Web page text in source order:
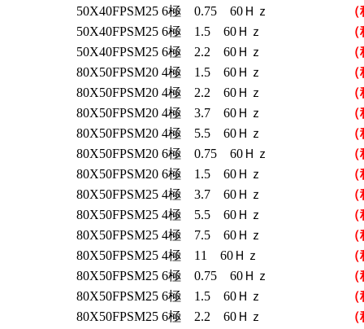
50X40FPSM25 6極 0.75 60Ｈｚ
50X40FPSM25 6極 1.5 60Ｈｚ
50X40FPSM25 6極 2.2 60Ｈｚ
80X50FPSM20 4極 1.5 60Ｈｚ
80X50FPSM20 4極 2.2 60Ｈｚ
80X50FPSM20 4極 3.7 60Ｈｚ
80X50FPSM20 4極 5.5 60Ｈｚ
80X50FPSM20 6極 0.75 60Ｈｚ
80X50FPSM20 6極 1.5 60Ｈｚ
80X50FPSM25 4極 3.7 60Ｈｚ
80X50FPSM25 4極 5.5 60Ｈｚ
80X50FPSM25 4極 7.5 60Ｈｚ
80X50FPSM25 4極 11 60Ｈｚ
80X50FPSM25 6極 0.75 60Ｈｚ
80X50FPSM25 6極 1.5 60Ｈｚ
80X50FPSM25 6極 2.2 60Ｈｚ